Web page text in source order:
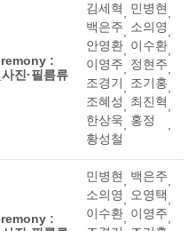
:
진·필름류
김세혁, 민병현,
백은주, 소의영,
안영환, 이수환,
이영주, 정현주,
조경기, 조기홍,
조혜성, 최진혁,
한상욱, 홍정
,
황성철
:
민병현, 백은주,
소의영, 오영택,
이수환, 이영주,